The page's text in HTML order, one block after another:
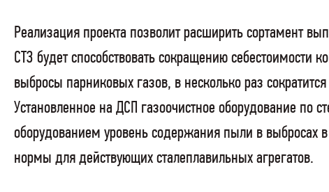
Реализация проекта позволит расширить сортамент
СТЗ будет способствовать сокращению себестоимости
выбросы парниковых газов, в несколько раз
Установленное на ДСП газоочистное оборудование по
оборудованием уровень содержания пыли в выбросах
нормы для действующих сталеплавильных агрегатов.